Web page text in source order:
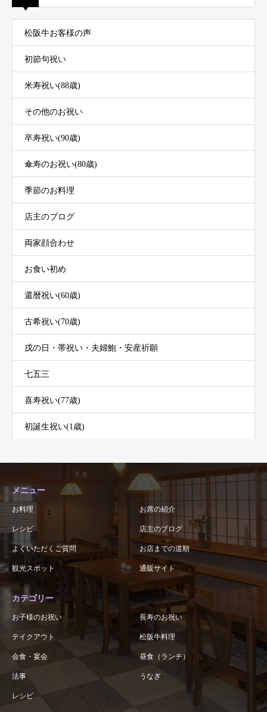
松阪牛お客様の声
初節句祝い
米寿祝い(88歳)
その他のお祝い
卒寿祝い(90歳)
傘寿のお祝い(80歳)
季節のお料理
店主のブログ
両家顔合わせ
お食い初め
還暦祝い(60歳)
古希祝い(70歳)
戌の日・帯祝い・夫婦鮑・安産祈願
七五三
喜寿祝い(77歳)
初誕生祝い(1歳)
メニュー
お料理 お席の紹介
レシピ 店主のブログ
よくいただくご質問 お店までの道順
観光スポット 通販サイト
カテゴリー
お子様のお祝い 長寿のお祝い
テイクアウト 松阪牛料理
会食・宴会 昼食（ランチ）
法事 うなぎ
レシピ